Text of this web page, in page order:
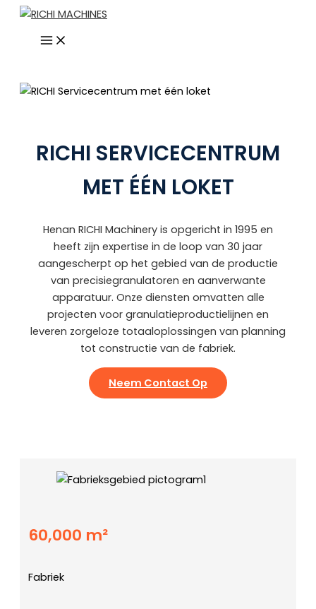
Ga
RICHI SERVICECENTRUM
MET ÉÉN LOKET
Henan RICHI Machinery is opgericht in 1995 en
heeft zijn expertise in de loop van 30 jaar
aangescherpt op het gebied van de productie
van precisiegranulatoren en aanverwante
apparatuur. Onze diensten omvatten alle
projecten voor granulatieproductielijnen en
leveren zorgeloze totaaloplossingen van planning
tot constructie van de fabriek.
Neem Contact Op
60,000 m²
Fabriek